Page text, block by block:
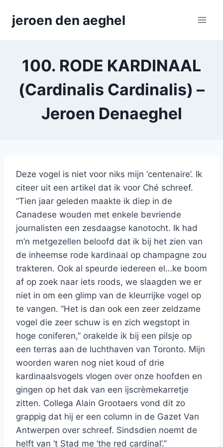
jeroen den aeghel
100. RODE KARDINAAL
(Cardinalis Cardinalis) –
Jeroen Denaeghel
Deze vogel is niet voor niks mijn ‘centenaire’. Ik
citeer uit een artikel dat ik voor Ché schreef.
“Tien jaar geleden maakte ik diep in de
Canadese wouden met enkele bevriende
journalisten een zesdaagse kanotocht. Ik had
m’n metgezellen beloofd dat ik bij het zien van
de inheemse rode kardinaal op champagne zou
trakteren. Ook al speurde iedereen el…ke boom
af op zoek naar iets roods, we slaagden we er
niet in om een glimp van de kleurrijke vogel op
te vangen. “Het is dan ook een zeer zeldzame
vogel die zeer schuw is en zich wegstopt in
hoge coniferen,” orakelde ik bij een pilsje op
een terras aan de luchthaven van Toronto. Mijn
woorden waren nog niet koud of drie
kardinaalsvogels vlogen over onze hoofden en
gingen op het dak van een ijscrèmekarretje
zitten. Collega Alain Grootaers vond dit zo
grappig dat hij er een column in de Gazet Van
Antwerpen over schreef. Sindsdien noemt de
helft van ‘t Stad me ‘the red cardinal’.”